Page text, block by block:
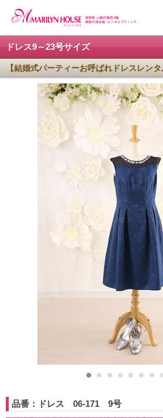
ドレス9～23号サイズ
【結婚式パーティーお呼ばれドレスレン
品番：ドレス 06-171 9号